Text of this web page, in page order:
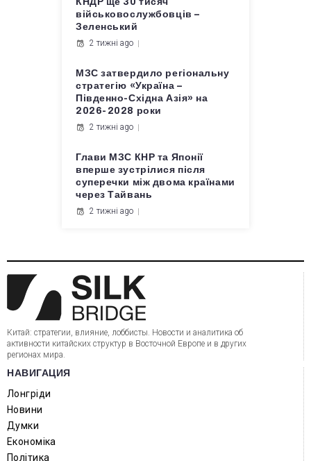
військовослужбовців –
Зеленський
2 тижні ago
МЗС затвердило регіональну
стратегію «Україна –
Південно-Східна Азія» на
2026-2028 роки
2 тижні ago
Глави МЗС КНР та Японії
вперше зустрілися після
суперечки між двома країнами
через Тайвань
2 тижні ago
Китай: стратегии, влияние, лоббисты. Новости и аналитика об
активности китайских структур в Восточной Европе и в других
регионах мира.
НАВИГАЦИЯ
Лонгріди
Новини
Думки
Економіка
Політика